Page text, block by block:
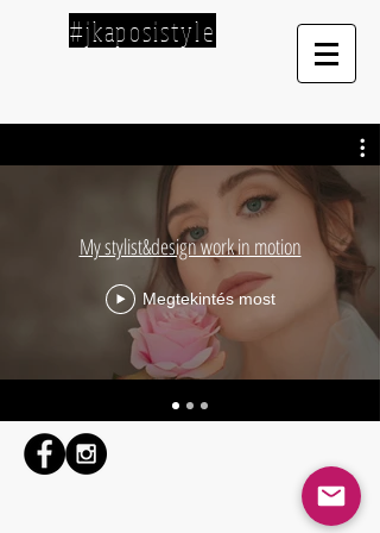
#jkaposistyle
My stylist&design work in motion
Megtekintés most